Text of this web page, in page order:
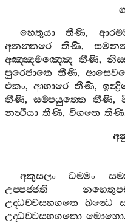
හෙතුයා තීණි,
අනන‍්තරෙ
තීණි,
අඤ‍්ඤමඤ‍්ඤෙ තීණි,
පුරෙජාතෙ තීණි,
එකං,ආහාරෙ තීණි,
තීණි,සම‍්පයුත‍්තෙ තීණි,
නත්‍ථියා තීණි, විගතෙ තීණි
අකුසලං ධම‍්මං
උප‍්පජ‍්ජති
උද‍්ධච‍්චසහගතෙ
ඛන්‍ධෙ
උද‍්ධච‍්චසහගතො මොහො.